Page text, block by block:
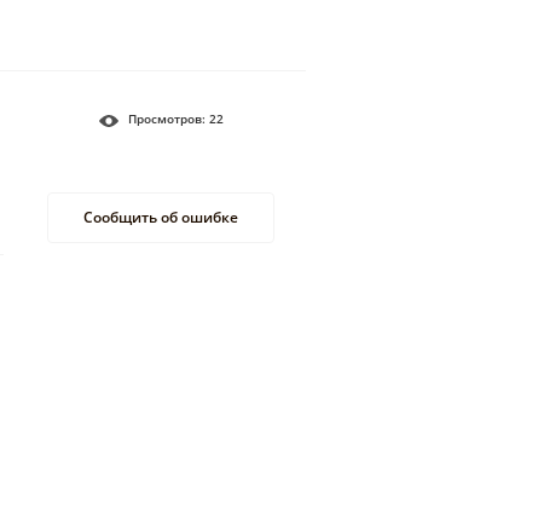
Просмотров: 22
Сообщить об ошибке